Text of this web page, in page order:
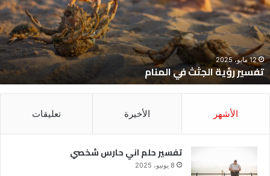
المنام
12 مايو، 2025
تفسير رؤية الجثث في المنام
الأشهر الأخيرة تعليقات
تفسير حلم اني حارس شخصي
8 يونيو، 2025